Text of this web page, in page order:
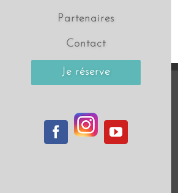
Partenaires
Contact
Je réserve
Facebook
Instagram
YouTube